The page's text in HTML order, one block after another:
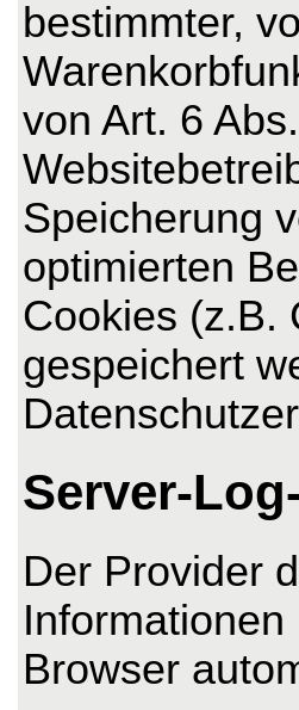
bestimmter,
von Art. 6
Speicherung
optimierten
Cookies (z.B.
gespeichert
Server-
Der Provider
Browser